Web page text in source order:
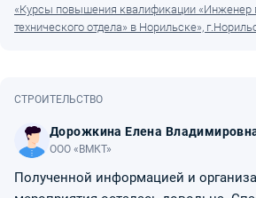
«Курсы повышения квалификации «Инженер
технического отдела» в Норильске»,
СТРОИТЕЛЬСТВО
Дорожкина Елена
ООО «ВМКТ»
Полученной информацией и